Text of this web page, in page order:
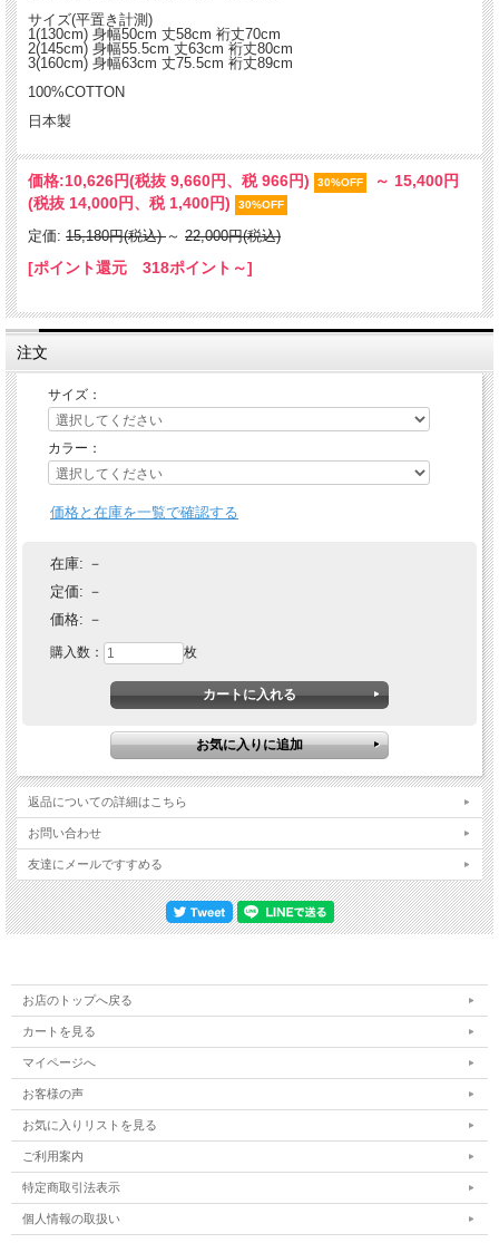
サイズ(平置き計測)
1(130cm) 身幅50cm 丈58cm 裄丈70cm
2(145cm) 身幅55.5cm 丈63cm 裄丈80cm
3(160cm) 身幅63cm 丈75.5cm 裄丈89cm
100%COTTON
日本製
価格:10,626円(税抜 9,660円、税 966円) 30%OFF ～ 15,400円
(税抜 14,000円、税 1,400円)
30%OFF
定価: 15,180円(税込)～ 22,000円(税込)
[ポイント還元 318ポイント～]
注文
サイズ：
カラー：
価格と在庫を一覧で確認する
在庫: －
定価: －
価格: －
購入数： 枚
返品についての詳細はこちら
お問い合わせ
友達にメールですすめる
お店のトップへ戻る
カートを見る
マイページへ
お客様の声
お気に入りリストを見る
ご利用案内
特定商取引法表示
個人情報の取扱い